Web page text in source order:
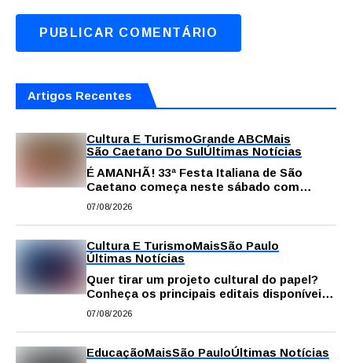
Artigos Recentes
Cultura E TurismoGrande ABCMais
São Caetano Do SulÚltimas Notícias
É AMANHÃ! 33ª Festa Italiana de São
Caetano começa neste sábado com
gastronomia, música e solidariedade
07/08/2026
Cultura E TurismoMaisSão Paulo
Últimas Notícias
Quer tirar um projeto cultural do papel?
Conheça os principais editais disponíveis
em São Paulo
07/08/2026
EducaçãoMaisSão PauloÚltimas Notícias